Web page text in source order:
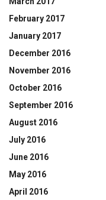
February 2017
January 2017
December 2016
November 2016
October 2016
September 2016
August 2016
July 2016
June 2016
May 2016
April 2016